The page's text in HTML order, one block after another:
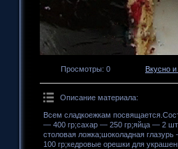
Просмотры: 0 Вкусно
Описание материала:
Всем сладкоежкам
— 400 гр;сахар — 250 гр;яйца — 2
столовая ложка;шоколадная
100 гр;кедровые орешки для